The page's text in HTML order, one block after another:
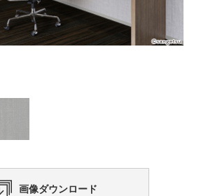
画像ダウンロード